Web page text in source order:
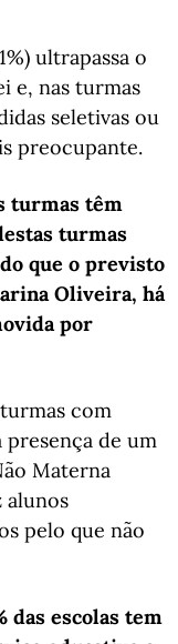
ultrapassa o
e, nas turmas
seletivas ou
preocupante.
turmas têm
turmas
que o previsto
Oliveira, há
por
com
presença de um
Materna
alunos
pelo que não
das escolas tem